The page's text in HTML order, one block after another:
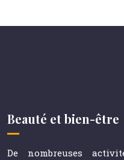
Beauté et bien-être
De nombreuses